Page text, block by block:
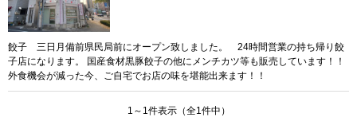
餃子 三日月備前県民局前にオープン致しました。 24時間営業の持ち帰り餃
子店になります。 国産食材黒豚餃子の他にメンチカツ等も販売しています！！
外食機会が減った今、ご自宅でお店の味を堪能出来ます！！
1～1件表示（全1件中）